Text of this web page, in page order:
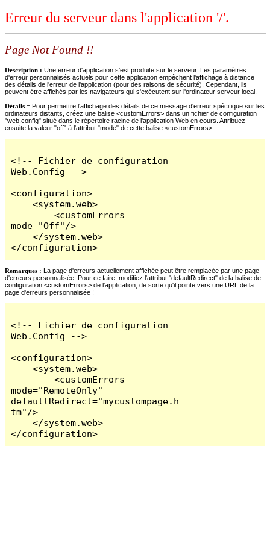
Erreur du serveur dans l'application '/'.
Page Not Found !!
Description : Une erreur d'application s'est produite sur le serveur. Les paramètres
d'erreur personnalisés actuels pour cette application empêchent l'affichage à distance
des détails de l'erreur de l'application (pour des raisons de sécurité). Cependant, ils
peuvent être affichés par les navigateurs qui s'exécutent sur l'ordinateur serveur local.
Détails = Pour permettre l'affichage des détails de ce message d'erreur spécifique sur les
ordinateurs distants, créez une balise <customErrors> dans un fichier de configuration
"web.config" situé dans le répertoire racine de l'application Web en cours. Attribuez
ensuite la valeur "off" à l'attribut "mode" de cette balise <customErrors>.
<!-- Fichier de configuration
Web.Config -->
<configuration>
    <system.web>
        <customErrors
mode="Off"/>
    </system.web>
</configuration>
Remarques : La page d'erreurs actuellement affichée peut être remplacée par une page
d'erreurs personnalisée. Pour ce faire, modifiez l'attribut "defaultRedirect" de la balise de
configuration <customErrors> de l'application, de sorte qu'il pointe vers une URL de la
page d'erreurs personnalisée !
<!-- Fichier de configuration
Web.Config -->
<configuration>
    <system.web>
        <customErrors
mode="RemoteOnly"
defaultRedirect="mycustompage.h
tm"/>
    </system.web>
</configuration>